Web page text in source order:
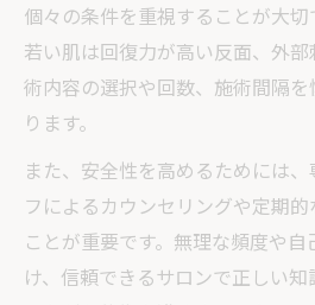
個々の条件を重視することが大
若い肌は回復力が高い反面、外
術内容の選択や回数、施術間隔
ります。
また、安全性を高めるためには
フによるカウンセリングや定期
ことが重要です。無理な頻度や
け、信頼できるサロンで正しい